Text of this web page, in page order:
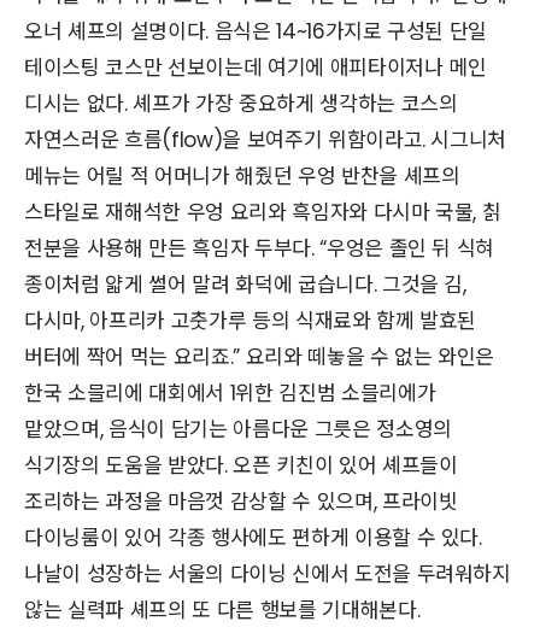
오너 셰프의 설명이다. 음식은 14~16가지로 구성된 단일
테이스팅 코스만 선보이는데 여기에 애피타이저나 메인
디시는 없다. 셰프가 가장 중요하게 생각하는 코스의
자연스러운 흐름(flow)을 보여주기 위함이라고. 시그니처
메뉴는 어릴 적 어머니가 해줬던 우엉 반찬을 셰프의
스타일로 재해석한 우엉 요리와 흑임자와 다시마 국물, 칡
전분을 사용해 만든 흑임자 두부다. “우엉은 졸인 뒤 식혀
종이처럼 얇게 썰어 말려 화덕에 굽습니다. 그것을 김,
다시마, 아프리카 고춧가루 등의 식재료와 함께 발효된
버터에 짝어 먹는 요리죠.” 요리와 떼놓을 수 없는 와인은
한국 소믈리에 대회에서 1위한 김진범 소믈리에가
맡았으며, 음식이 담기는 아름다운 그릇은 정소영의
식기장의 도움을 받았다. 오픈 키친이 있어 셰프들이
조리하는 과정을 마음껏 감상할 수 있으며, 프라이빗
다이닝룸이 있어 각종 행사에도 편하게 이용할 수 있다.
나날이 성장하는 서울의 다이닝 신에서 도전을 두려워하지
않는 실력파 셰프의 또 다른 행보를 기대해본다.